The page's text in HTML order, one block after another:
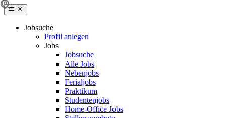
Jobsuche
Profil anlegen
Jobs
Jobsuche
Alle Jobs
Nebenjobs
Ferialjobs
Praktikum
Studentenjobs
Home-Office Jobs